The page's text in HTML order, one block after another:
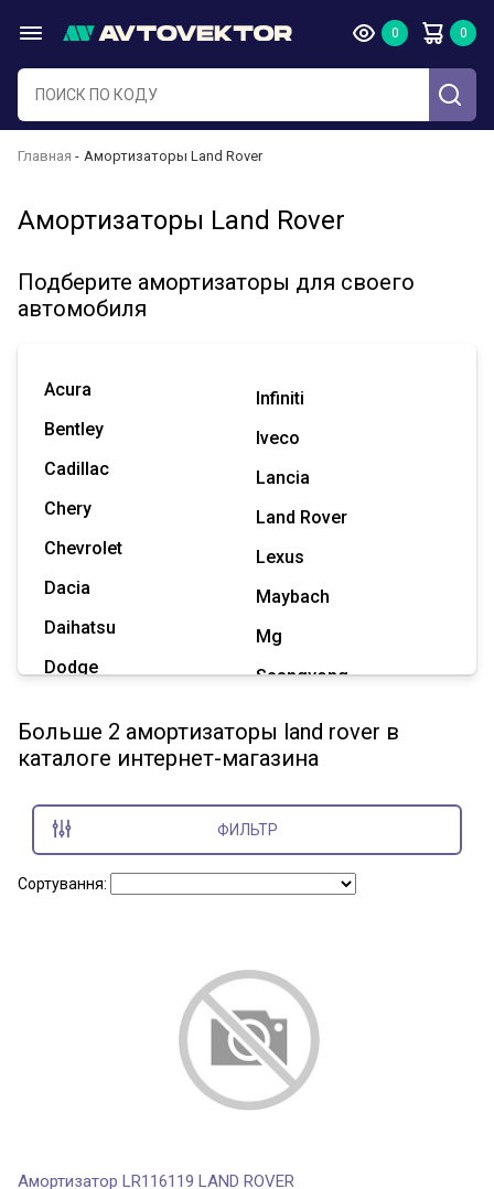
Главная Амортизаторы Land Rover
Амортизаторы Land Rover
Подберите амортизаторы для своего
автомобиля
Acura
Bentley
Cadillac
Chery
Chevrolet
Dacia
Daihatsu
Dodge
Great Wall
Hummer
Infiniti
Iveco
Lancia
Land Rover
Lexus
Maybach
Mg
Ssangyong
Tesla
Показать все марки
Больше 2 амортизаторы land rover в
каталоге интернет-магазина
ФИЛЬТР
Сортування:
Амортизатор LR116119 LAND ROVER